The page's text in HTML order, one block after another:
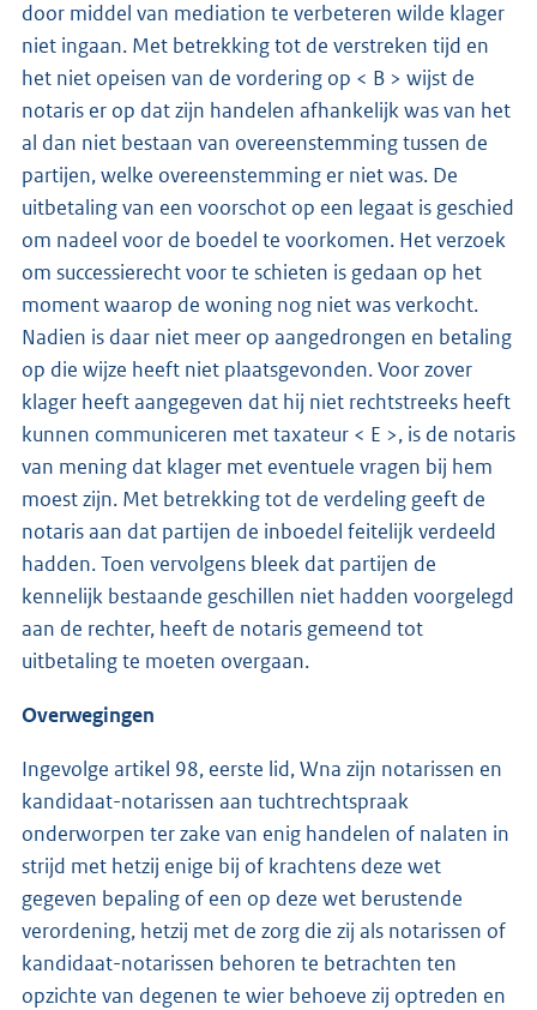
door middel van mediation te verbeteren wilde klager
niet ingaan. Met betrekking tot de verstreken tijd en
het niet opeisen van de vordering op < B > wijst de
notaris er op dat zijn handelen afhankelijk was van het
al dan niet bestaan van overeenstemming tussen de
partijen, welke overeenstemming er niet was. De
uitbetaling van een voorschot op een legaat is geschied
om nadeel voor de boedel te voorkomen. Het verzoek
om successierecht voor te schieten is gedaan op het
moment waarop de woning nog niet was verkocht.
Nadien is daar niet meer op aangedrongen en betaling
op die wijze heeft niet plaatsgevonden. Voor zover
klager heeft aangegeven dat hij niet rechtstreeks heeft
kunnen communiceren met taxateur < E >, is de notaris
van mening dat klager met eventuele vragen bij hem
moest zijn. Met betrekking tot de verdeling geeft de
notaris aan dat partijen de inboedel feitelijk verdeeld
hadden. Toen vervolgens bleek dat partijen de
kennelijk bestaande geschillen niet hadden voorgelegd
aan de rechter, heeft de notaris gemeend tot
uitbetaling te moeten overgaan.
Overwegingen
Ingevolge artikel 98, eerste lid, Wna zijn notarissen en
kandidaat-notarissen aan tuchtrechtspraak
onderworpen ter zake van enig handelen of nalaten in
strijd met hetzij enige bij of krachtens deze wet
gegeven bepaling of een op deze wet berustende
verordening, hetzij met de zorg die zij als notarissen of
kandidaat-notarissen behoren te betrachten ten
opzichte van degenen te wier behoeve zij optreden en